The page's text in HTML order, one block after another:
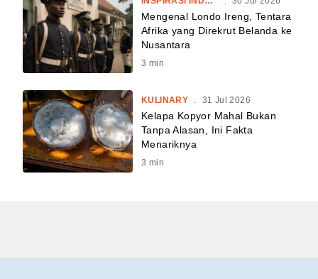
Mengenal Londo Ireng, Tentara
Afrika yang Direkrut Belanda ke
Nusantara
3 min
KULINARY . 31 Jul 2026
Kelapa Kopyor Mahal Bukan
Tanpa Alasan, Ini Fakta
Menariknya
3 min